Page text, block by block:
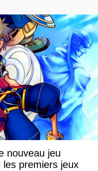
nouveau jeu
premiers jeux